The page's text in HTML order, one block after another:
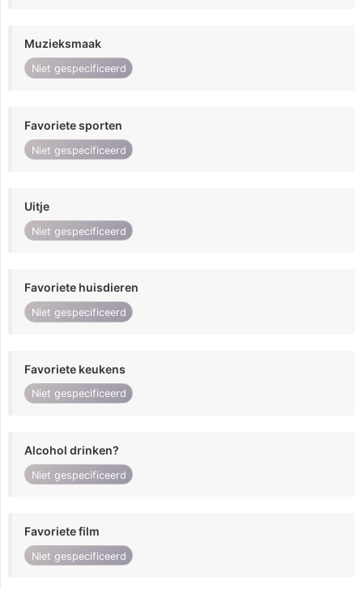
Muzieksmaak
Niet gespecificeerd
Favoriete sporten
Niet gespecificeerd
Uitje
Niet gespecificeerd
Favoriete huisdieren
Niet gespecificeerd
Favoriete keukens
Niet gespecificeerd
Alcohol drinken?
Niet gespecificeerd
Favoriete film
Niet gespecificeerd